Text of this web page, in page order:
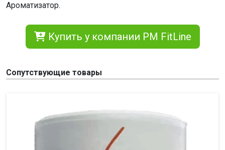
Ароматизатор.
Купить у компании PM FitLine
Сопутствующие товары